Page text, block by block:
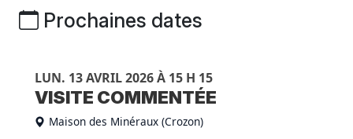
Prochaines dates
LUN. 13 AVRIL 2026 À 15 H 15
VISITE COMMENTÉE
Maison des Minéraux (Crozon)